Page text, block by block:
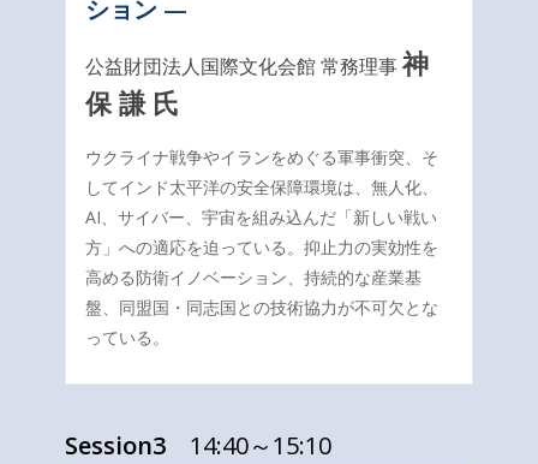
ション —
公益財団法人国際文化会館 常務理事神
保 謙 氏
ウクライナ戦争やイランをめぐる軍事衝突、そ
してインド太平洋の安全保障環境は、無人化、
AI、サイバー、宇宙を組み込んだ「新しい戦い
方」への適応を迫っている。抑止力の実効性を
高める防衛イノベーション、持続的な産業基
盤、同盟国・同志国との技術協力が不可欠とな
っている。
Session3 14:40～15:10